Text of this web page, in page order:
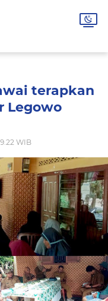
terapkan
Legowo
WIB